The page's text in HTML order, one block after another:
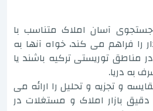
جستجوی آسان املاک متناسب با
را فراهم می کند، خواه آنها به
در مناطق توریستی ترکیه باشند یا
به دریا.
و تجزیه و تحلیل را ارائه می
بازار املاک و مستغلات در